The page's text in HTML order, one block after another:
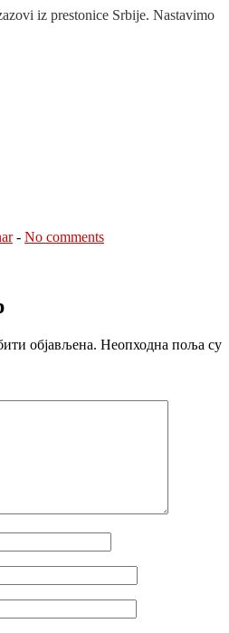
iz prestonice Srbije. Nastavimo
- No comments
објављена. Неопходна поља су